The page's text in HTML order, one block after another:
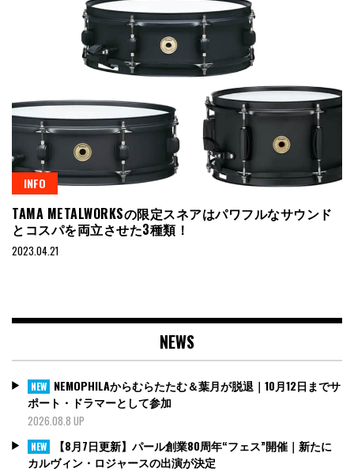
INFO
TAMA METALWORKSの限定スネアはパワフルなサウンド
とコスパを両立させた3種類！
2023.04.21
NEWS
NEW NEMOPHILAからむらたたむ＆葉月が脱退｜10月12日までサ
ポート・ドラマーとして参加
2026.08.8 UP
NEW
【8月7日更新】パール創業80周年“フェス”開催｜新たに
カルヴィン・ロジャースの出演が決定